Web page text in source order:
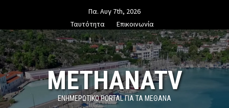
content
Πα. Αυγ 7th, 2026
Ταυτότητα
Επικοινωνία
METHANATV
ΕΝΗΜΕΡΩΤΙΚΌ PORTAL ΓΙΑ ΤΑ ΜΕΘΑΝΑ